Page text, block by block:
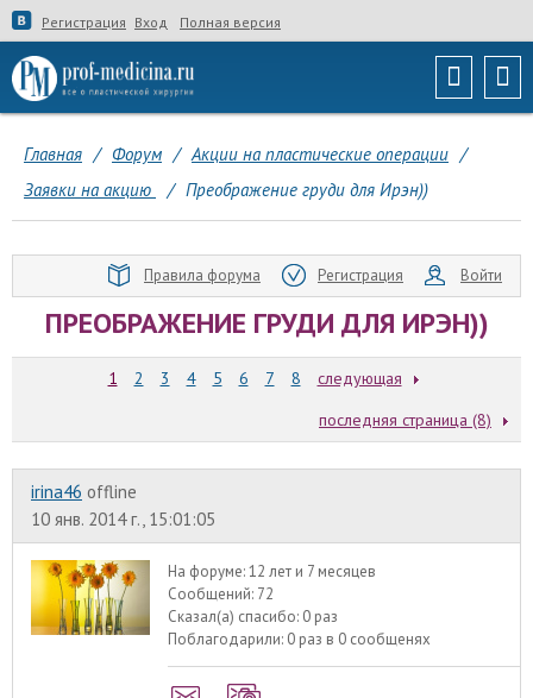
Регистрация Вход Полная версия
Главная / Форум / Акции на пластические операции /
Заявки на акцию
/ Преображение груди для Ирэн))
Правила форума Регистрация Войти
ПРЕОБРАЖЕНИЕ ГРУДИ ДЛЯ ИРЭН))
1 2 3 4 5 6 7 8
следующая
последняя страница (8)
irina46 offline
10 янв. 2014 г., 15:01:05
На форуме:12 лет и 7 месяцев
Сообщений: 72
Сказал(а) спасибо: 0 раз
Поблагодарили: 0 раз в 0 сообщенях